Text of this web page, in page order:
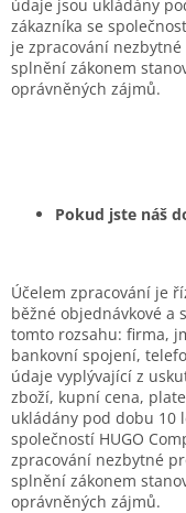
údaje jsou ukládány
zákazníka se
je zpracování
splnění zákonem
oprávněných zájmů.
Pokud jste náš
Účelem zpracování je
běžné objednávkové a
tomto rozsahu: firma,
bankovní spojení,
údaje vyplývající z
zboží, kupní cena,
ukládány pod dobu 10
společností HUGO
zpracování nezbytné
splnění zákonem
oprávněných zájmů.